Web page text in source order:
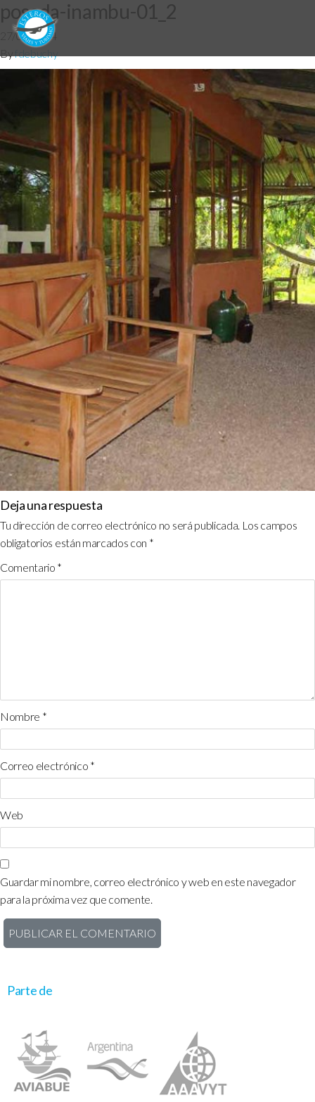
posada-inambu-01_2
27/05/2014
Byfdebuchy
Deja una respuesta
Tu dirección de correo electrónico no será publicada. Los campos
obligatorios están marcados con *
Comentario *
Nombre *
Correo electrónico *
Web
Guardar mi nombre, correo electrónico y web en este navegador
para la próxima vez que comente.
Parte de